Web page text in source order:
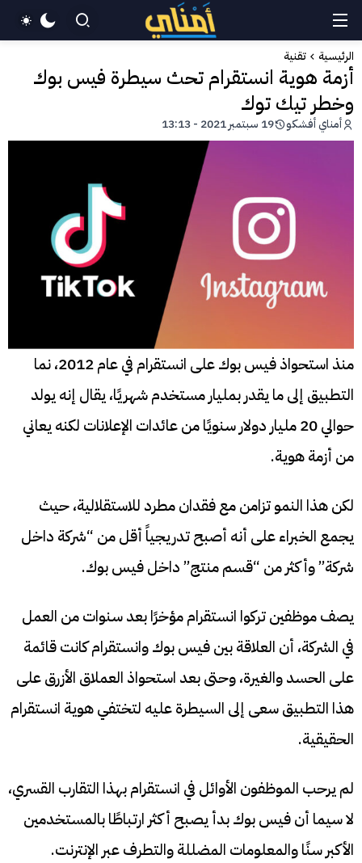
الرئيسية تقنية
أزمة هوية انستقرام تحث سيطرة فيس بوك
وخطر تيك توك
أمناي أفشكو 19 سبتمبر 2021 - 13:13
منذ استحواذ فيس بوك على انستقرام في عام 2012، نما
التطبيق إلى ما يقدر بمليار مستخدم شهريًا، يقال إنه يولد
حوالي 20 مليار دولار سنويًا من عائدات الإعلانات لكنه يعاني
من أزمة هوية.
لكن هذا النمو تزامن مع فقدان مطرد للاستقلالية، حيث
يجمع الخبراء على أنه أصبح تدريجياً أقل من “شركة داخل
شركة” وأكثر من “قسم منتج” داخل فيس بوك.
يصف موظفين تركوا انستقرام مؤخرًا بعد سنوات من العمل
في الشركة، أن العلاقة بين فيس بوك وانستقرام كانت قائمة
على الحسد والغيرة، وحتى بعد استحواذ العملاق الأزرق على
هذا التطبيق سعى إلى السيطرة عليه لتختفي هوية انستقرام
الحقيقية.
لم يرحب الموظفون الأوائل في انستقرام بهذا التقارب القسري،
لا سيما أن فيس بوك بدأ يصبح أكثر ارتباطًا بالمستخدمين
الأكبر سنًا والمعلومات المضللة والتطرف عبر الإنترنت.